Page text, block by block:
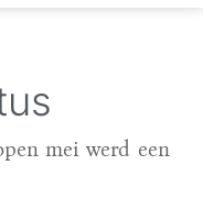
mei werd een